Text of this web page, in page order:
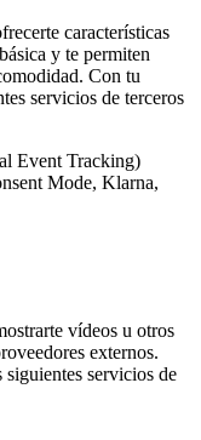
características
y te permiten
Con tu
servicios de terceros
Event Tracking)
Mode, Klarna,
vídeos u otros
externos.
servicios de